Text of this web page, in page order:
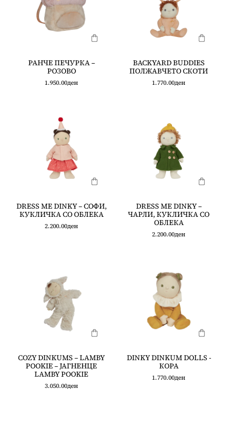
РАНЧЕ ПЕЧУРКА –
РОЗОВО
1.950.00ден
BACKYARD BUDDIES
ПОЛЖАВЧЕТО СКОТИ
1.770.00ден
DRESS ME DINKY – СОФИ,
КУКЛИЧКА СО ОБЛЕКА
2.200.00ден
DRESS ME DINKY –
ЧАРЛИ, КУКЛИЧКА СО
ОБЛЕКА
2.200.00ден
COZY DINKUMS – LAMBY
POOKIE – ЈАГНЕНЦЕ
LAMBY POOKIE
3.050.00ден
DINKY DINKUM DOLLS -
КОРА
1.770.00ден